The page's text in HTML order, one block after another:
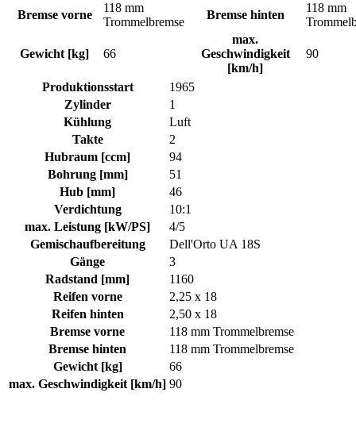
Bremse vorne
118 mm
Trommelbremse
Bremse hinten
118 mm
Gewicht [kg] 66
max.
Geschwindigkeit
[km/h]
90
Produktionsstart
1965
Zylinder
1
Kühlung
Luft
Takte
2
Hubraum [ccm]
94
Bohrung [mm]
51
Hub [mm]
46
Verdichtung
10:1
max. Leistung [kW/PS]
4/5
Gemischaufbereitung
Dell'Orto UA 18S
Gänge
3
Radstand [mm]
1160
Reifen vorne
2,25 x 18
Reifen hinten
2,50 x 18
Bremse vorne
118 mm Trommelbremse
Bremse hinten
118 mm Trommelbremse
Gewicht [kg]
66
max. Geschwindigkeit [km/h] 90